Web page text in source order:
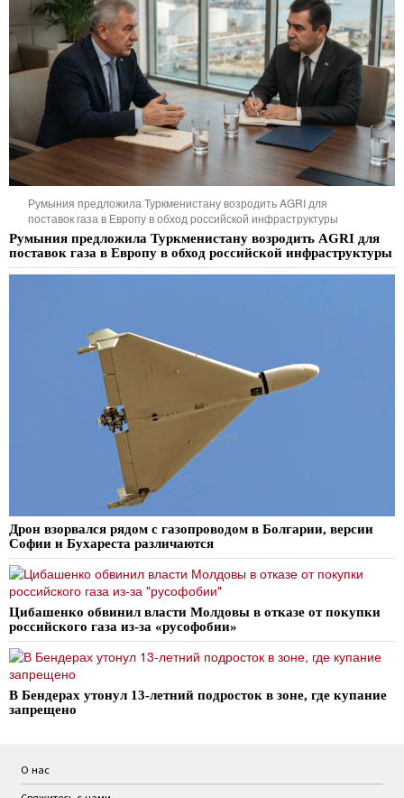
Румыния предложила Туркменистану возродить AGRI для
поставок газа в Европу в обход российской инфраструктуры
Румыния предложила Туркменистану возродить AGRI для
поставок газа в Европу в обход российской инфраструктуры
Дрон взорвался рядом с газопроводом в Болгарии, версии
Софии и Бухареста различаются
Цибашенко обвинил власти Молдовы в отказе от покупки
российского газа из-за «русофобии»
В Бендерах утонул 13-летний подросток в зоне, где купание
запрещено
О нас